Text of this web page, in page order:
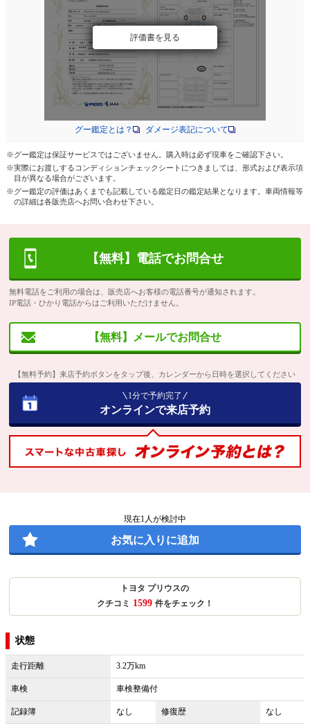
評価書を見る
グー鑑定とは？ ダメージ表記について
※グー鑑定は保証サービスではございません。購入時は必ず現車をご確認下さい。
※実際にお渡しするコンディションチェックシートにつきましては、形式および表示項
目が異なる場合がございます。
※グー鑑定の評価はあくまでも記載している鑑定日の鑑定結果となります。車両情報等
の詳細は各販売店へお問い合わせ下さい。
【無料】電話でお問合せ
無料電話をご利用の場合は、販売店へお客様の電話番号が通知されます。
IP電話・ひかり電話からはご利用いただけません。
【無料】メールでお問合せ
【無料予約】来店予約ボタンをタップ後、カレンダーから日時を選択してください
1分で予約完了
オンラインで来店予約
現在1人が検討中
お気に入りに追加
トヨタ プリウスの
クチコミ 1599 件をチェック！
状態
走行距離 3.2万km
車検 車検整備付
記録簿 なし 修復歴 なし